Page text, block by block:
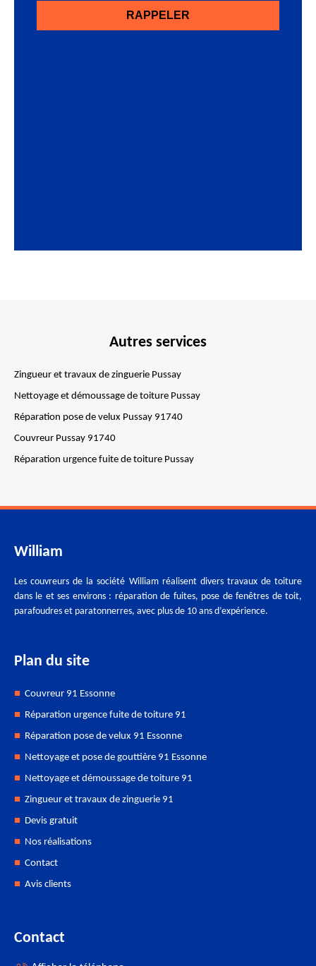
Autres services
Zingueur et travaux de zinguerie Pussay
Nettoyage et démoussage de toiture Pussay
Réparation pose de velux Pussay 91740
Couvreur Pussay 91740
Réparation urgence fuite de toiture Pussay
William
Les couvreurs de la société William réalisent divers travaux de toiture
dans le et ses environs : réparation de fuites, pose de fenêtres de toit,
parafoudres et paratonnerres, avec plus de 10 ans d’expérience.
Plan du site
Couvreur 91 Essonne
Réparation urgence fuite de toiture 91
Réparation pose de velux 91 Essonne
Nettoyage et pose de gouttière 91 Essonne
Nettoyage et démoussage de toiture 91
Zingueur et travaux de zinguerie 91
Devis gratuit
Nos réalisations
Contact
Avis clients
Contact